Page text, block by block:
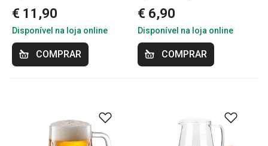
€ 11,90
Disponível na loja online
COMPRAR
€ 6,90
Disponível na loja online
COMPRAR